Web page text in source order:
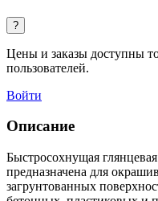
?
Цены и заказы доступны
пользователей.
Войти
Описание
Быстросохнущая
предназначена для
загрунтованных